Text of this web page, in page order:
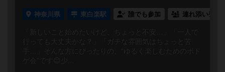
神奈川県 東白楽駅 誰でも参加 連れ添い登録
「新しいこと始めたいけど、ちょっと不安…」「一人で
行っても大丈夫かな？」「ガチな雰囲気はちょっと苦
手…」そんな方にぴったりの、“ゆるく楽しむためのボド
ゲ会”です😊少...